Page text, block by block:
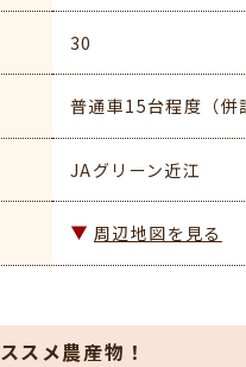
30
普通車15台程度（併
JAグリーン近江
周辺地図を見る
スメ農産物！